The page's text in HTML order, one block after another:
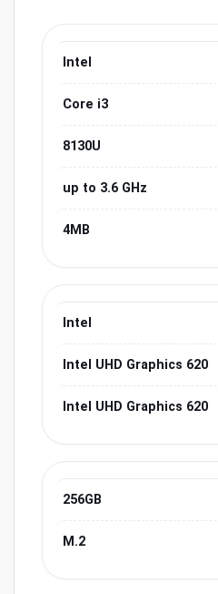
Intel
Core i3
8130U
up to 3.6 GHz
4MB
Intel
Intel UHD Graphics 620
Intel UHD Graphics 620
256GB
M.2